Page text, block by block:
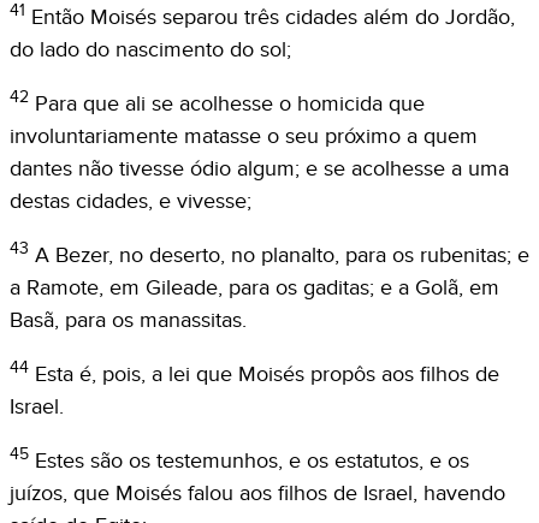
41 Então Moisés separou três cidades além do Jordão,
do lado do nascimento do sol;
42 Para que ali se acolhesse o homicida que
involuntariamente matasse o seu próximo a quem
dantes não tivesse ódio algum; e se acolhesse a uma
destas cidades, e vivesse;
43 A Bezer, no deserto, no planalto, para os rubenitas; e
a Ramote, em Gileade, para os gaditas; e a Golã, em
Basã, para os manassitas.
44 Esta é, pois, a lei que Moisés propôs aos filhos de
Israel.
45 Estes são os testemunhos, e os estatutos, e os
juízos, que Moisés falou aos filhos de Israel, havendo